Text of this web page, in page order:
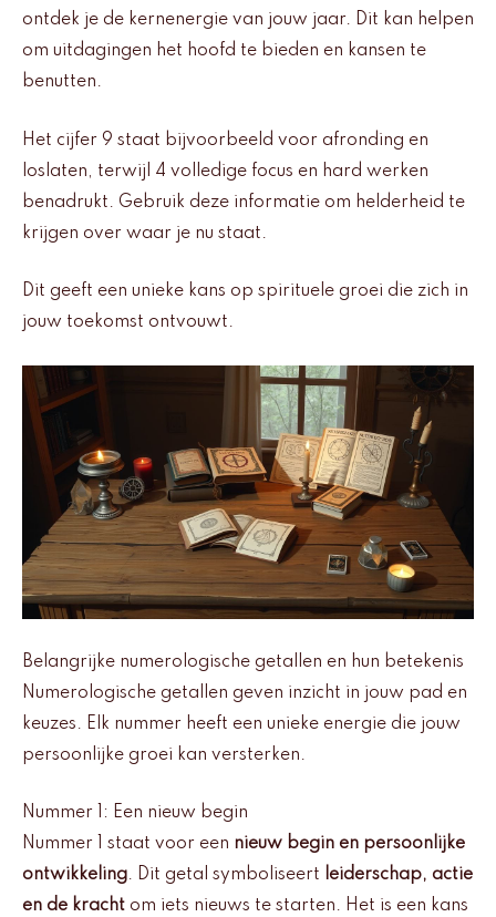
ontdek je de kernenergie van jouw jaar. Dit kan helpen
om uitdagingen het hoofd te bieden en kansen te
benutten.
Het cijfer 9 staat bijvoorbeeld voor afronding en
loslaten, terwijl 4 volledige focus en hard werken
benadrukt. Gebruik deze informatie om helderheid te
krijgen over waar je nu staat.
Dit geeft een unieke kans op spirituele groei die zich in
jouw toekomst ontvouwt.
Belangrijke numerologische getallen en hun betekenis
Numerologische getallen geven inzicht in jouw pad en
keuzes. Elk nummer heeft een unieke energie die jouw
persoonlijke groei kan versterken.
Nummer 1: Een nieuw begin
Nummer 1 staat voor een nieuw begin en persoonlijke
ontwikkeling. Dit getal symboliseert
leiderschap, actie
en de kracht om iets nieuws te starten. Het is een kans